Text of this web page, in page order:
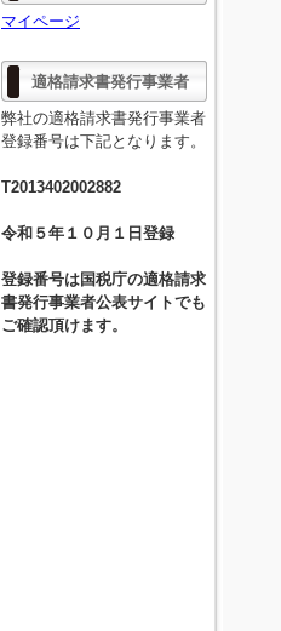
マイページ
適格請求書発行事業者
弊社の適格請求書発行事業者
登録番号は下記となります。
T2013402002882
令和５年１０月１日登録
登録番号は国税庁の適格請求
書発行事業者公表サイトでも
ご確認頂けます。